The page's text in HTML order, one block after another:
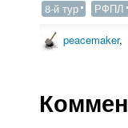
8-й тур РФПЛ
peacemaker,